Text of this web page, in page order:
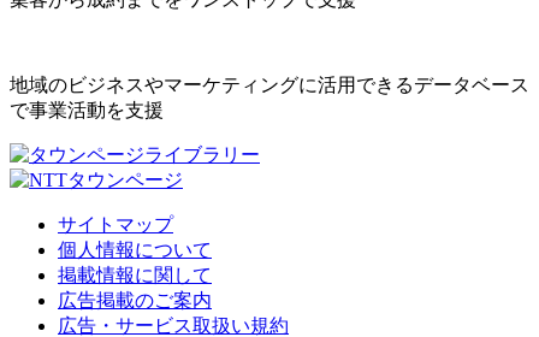
地域のビジネスやマーケティングに活用できるデータベース
で事業活動を支援
サイトマップ
個人情報について
掲載情報に関して
広告掲載のご案内
広告・サービス取扱い規約